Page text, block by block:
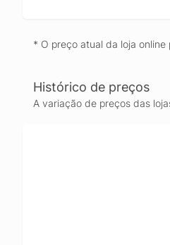
* O preço atual da loja
Histórico de preços
A variação de preços das